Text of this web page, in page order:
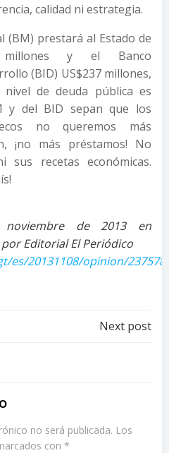
calidad ni estrategia.
(BM) prestará al Estado de
millones y el Banco
(BID) US$237 millones,
de deuda pública es
y del BID sepan que los
no queremos más
¡no más préstamos! No
recetas económicas.
de 2013 en
Editorial El Periódico
es/20131108/opinion/237578/
Next post
no será publicada. Los
con *